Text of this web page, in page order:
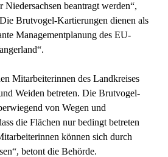
beantragt werden“,
Brutvogel-Kartierungen dienen als
Managementplanung des EU-
Mitarbeiterinnen des Landkreises
Weiden betreten. Die Brutvogel-
von Wegen und
die Flächen nur bedingt betreten
können sich durch
betont die Behörde.